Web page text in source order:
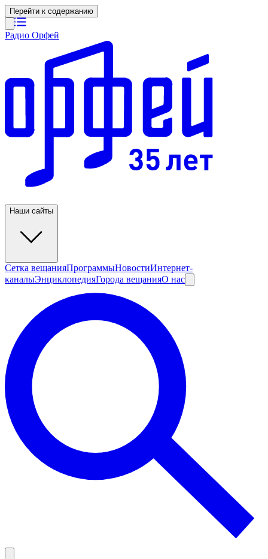
Перейти к содержанию
Радио Орфей
Наши сайты
Сетка вещанияПрограммыНовостиИнтернет-
каналыЭнциклопедияГорода вещанияО нас